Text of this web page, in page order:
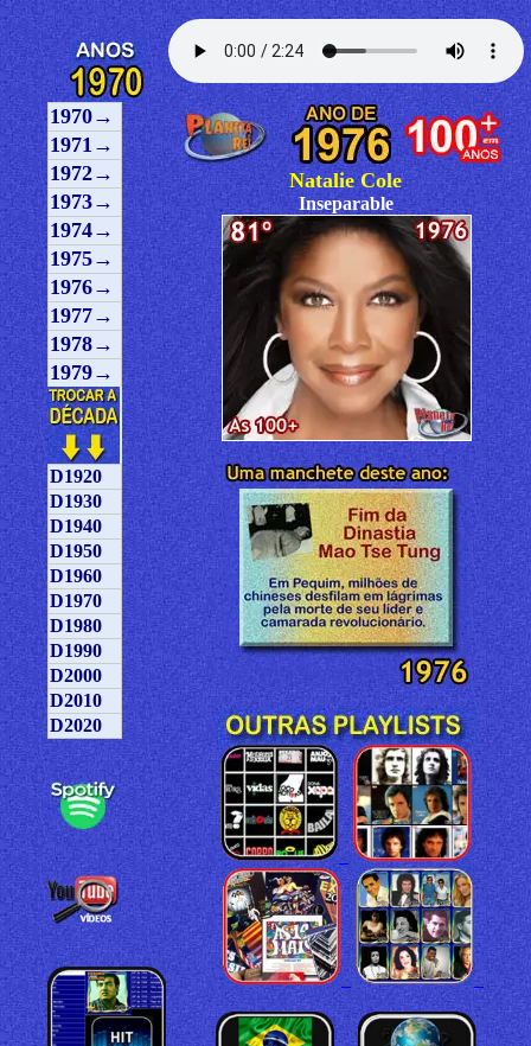
1970→
1971→
1972→
1973→
1974→
1975→
1976→
1977→
1978→
1979→
D1920
D1930
D1940
D1950
D1960
D1970
D1980
D1990
D2000
D2010
D2020
Natalie Cole
Inseparable